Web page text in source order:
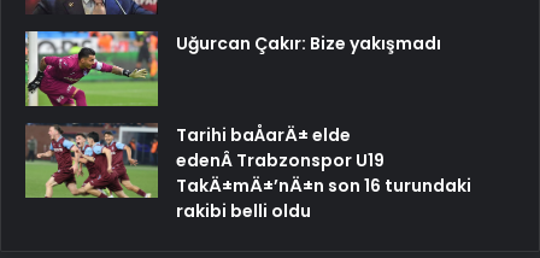
Uğurcan Çakır: Bize yakışmadı
Tarihi baÅarÄ± elde
edenÂ Trabzonspor U19
TakÄ±mÄ±’nÄ±n son 16 turundaki
rakibi belli oldu